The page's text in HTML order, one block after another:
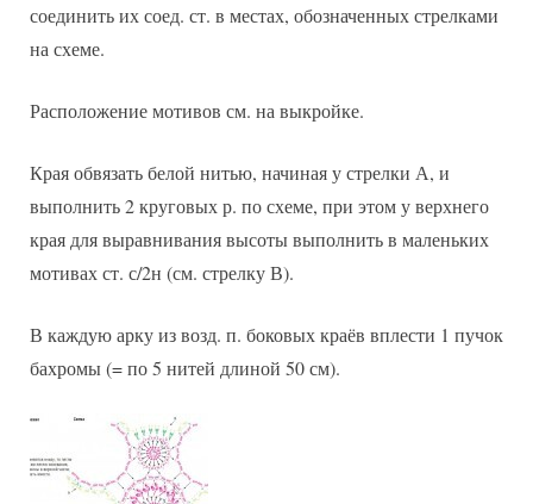
соединить их соед. ст. в местах, обозначенных стрелками
на схеме.
Расположение мотивов см. на выкройке.
Края обвязать белой нитью, начиная у стрелки А, и
выполнить 2 круговых р. по схеме, при этом у верхнего
края для выравнивания высоты выполнить в маленьких
мотивах ст. с/2н (см. стрелку В).
В каждую арку из возд. п. боковых краёв вплести 1 пучок
бахромы (= по 5 нитей длиной 50 см).